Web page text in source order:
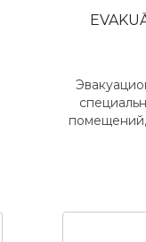
помещений,